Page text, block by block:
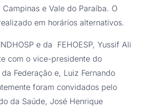
Campinas e Vale do Paraíba. O
em horários alternativos.
e da FEHOESP, Yussif Ali
com o vice-presidente do
Federação e, Luiz Fernando
foram convidados pelo
da Saúde, José Henrique